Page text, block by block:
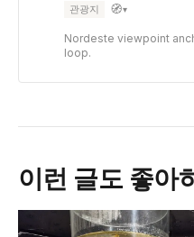
관광지 🧭▾
Nordeste viewpoint
loop.
이런 글도 좋아